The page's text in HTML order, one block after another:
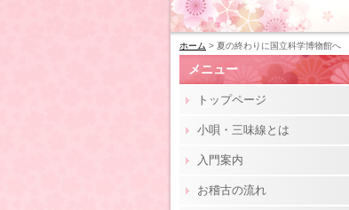
ホーム > 夏の終わりに国立科学博物館へ
メニュー
トップページ
小唄・三味線とは
入門案内
お稽古の流れ